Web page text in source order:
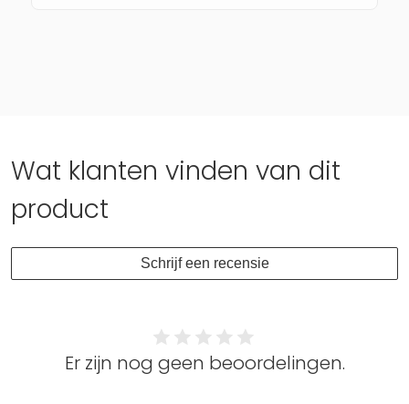
Wat klanten vinden van dit
product
Schrijf een recensie
Er zijn nog geen beoordelingen.